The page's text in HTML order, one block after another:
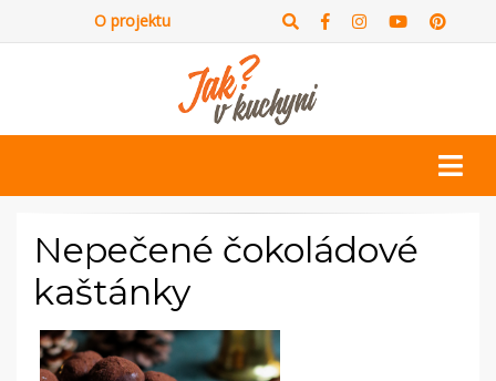
O projektu
Nepečené čokoládové
kaštánky